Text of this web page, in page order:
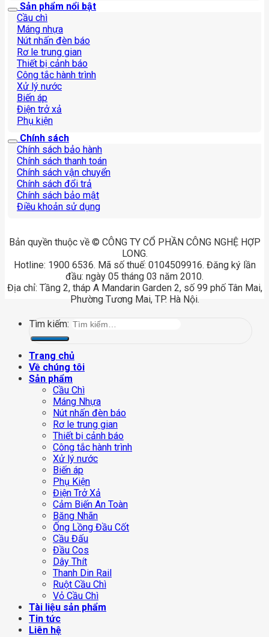
Sản phẩm nổi bật
Cầu chì
Máng nhựa
Nút nhấn đèn báo
Rơ le trung gian
Thiết bị cảnh báo
Công tắc hành trình
Xử lý nước
Biến áp
Điện trở xả
Phụ kiện
Chính sách
Chính sách bảo hành
Chính sách thanh toán
Chính sách vận chuyển
Chính sách đổi trả
Chính sách bảo mật
Điều khoản sử dụng
Bản quyền thuộc về © CÔNG TY CỔ PHẦN CÔNG NGHỆ HỢP
LONG.
Hotline: 1900 6536. Mã số thuế: 0104509916. Đăng ký lần
đầu: ngày 05 tháng 03 năm 2010.
Địa chỉ: Tầng 2, tháp A Mandarin Garden 2, số 99 phố Tân Mai,
Phường Tương Mai, TP. Hà Nội.
Tìm kiếm:
Trang chủ
Về chúng tôi
Sản phẩm
Cầu Chì
Máng Nhựa
Nút nhấn đèn báo
Rơ le trung gian
Thiết bị cảnh báo
Công tắc hành trình
Xử lý nước
Biến áp
Phụ Kiện
Điện Trở Xả
Cảm Biến An Toàn
Băng Nhãn
Ống Lồng Đầu Cốt
Cầu Đấu
Đầu Cos
Dây Thít
Thanh Din Rail
Ruột Cầu Chì
Vỏ Cầu Chì
Tài liệu sản phẩm
Tin tức
Liên hệ